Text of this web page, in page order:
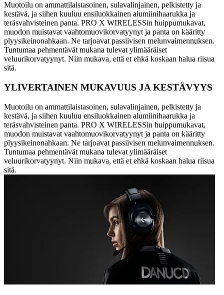
Muotoilu on ammattilaistasoinen, sulavalinjainen, pelkistetty ja
kestävä, ja siihen kuuluu ensiluokkainen alumiinihaarukka ja
teräsvahvisteinen panta. PRO X WIRELESSin huippumukavat,
muodon muistavat vaahtomuovikorvatyynyt ja panta on kääritty
plyysikeinonahkaan. Ne tarjoavat passiivisen melunvaimennuksen.
Tuntumaa pehmentävät mukana tulevat ylimääräiset
veluurikorvatyynyt. Niin mukava, että et ehkä koskaan halua riisua
sitä.
YLIVERTAINEN MUKAVUUS JA KESTÄVYYS
Muotoilu on ammattilaistasoinen, sulavalinjainen, pelkistetty ja
kestävä, ja siihen kuuluu ensiluokkainen alumiinihaarukka ja
teräsvahvisteinen panta. PRO X WIRELESSin huippumukavat,
muodon muistavat vaahtomuovikorvatyynyt ja panta on kääritty
plyysikeinonahkaan. Ne tarjoavat passiivisen melunvaimennuksen.
Tuntumaa pehmentävät mukana tulevat ylimääräiset
veluurikorvatyynyt. Niin mukava, että et ehkä koskaan halua riisua
sitä.